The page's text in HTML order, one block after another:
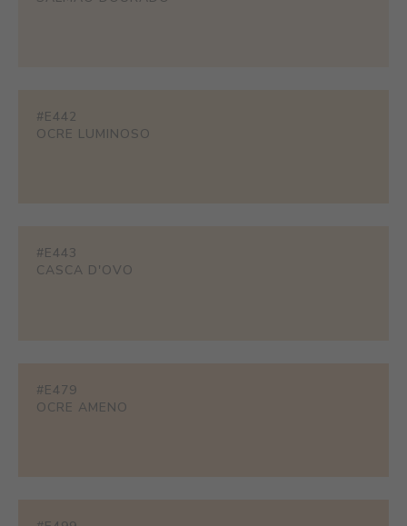
#E442
OCRE LUMINOSO
#E443
CASCA D'OVO
#E479
OCRE AMENO